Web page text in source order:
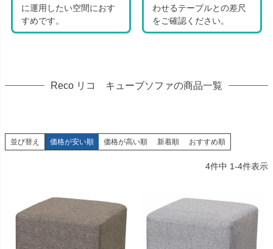
に運用したい空間におす
すめです。
わせるテーブルとの差尺
をご確認ください。
Reco リコ キューブソファの商品一覧
並び替え 価格が安い順 価格が高い順 新着順 おすすめ順
4件中 1-4件表示